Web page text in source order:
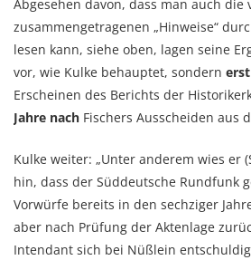
Abgesehen davon, dass man auch die
zusammengetragenen „Hinweise“
lesen kann, siehe oben, lagen seine
vor, wie Kulke behauptet, sondern
Erscheinen des Berichts der
Jahre nach Fischers Ausscheiden aus
Kulke weiter: „Unter anderem wies er
hin, dass der Süddeutsche Rundfunk
Vorwürfe bereits in den sechziger
aber nach Prüfung der Aktenlage
Intendant sich bei Nüßlein